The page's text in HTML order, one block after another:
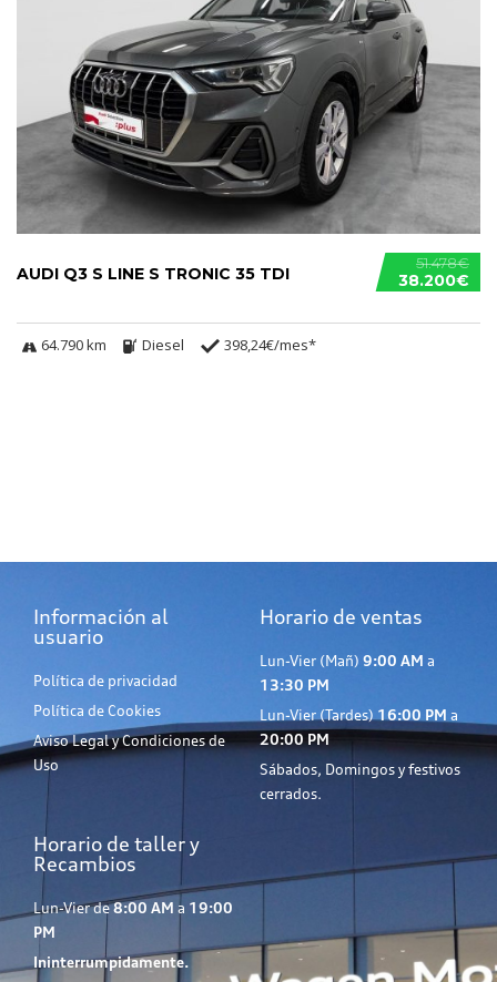
51.478€
38.200€
AUDI Q3 S LINE S TRONIC 35 TDI
64.790 km Diesel 398,24€/mes*
Información al
usuario
Política de privacidad
Política de Cookies
Aviso Legal y Condiciones de
Uso
Horario de ventas
Lun-Vier (Mañ) 9:00 AM a
13:30 PM
Lun-Vier (Tardes) 16:00 PM a
20:00 PM
Sábados, Domingos y festivos
cerrados.
Horario de taller y
Recambios
Lun-Vier de8:00 AM a 19:00
PM
Ininterrumpidamente.